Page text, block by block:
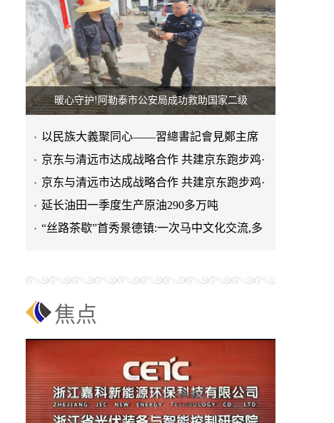
暖心守护!阿勒泰市公安局成功救助国家二级
以民族大義聚同心——習總書記會見鄭主席
提出兩岸關系四點重要意
京东与清远市达成战略合作 共建京东跑步鸡·
清远鸡标准体系
京东与清远市达成战略合作 共建京东跑步鸡·
清远鸡标准体系
延长油田一季度生产原油290多万吨
“丝路茶歇”首秀景德镇:一次马中文化交流,多
焦点